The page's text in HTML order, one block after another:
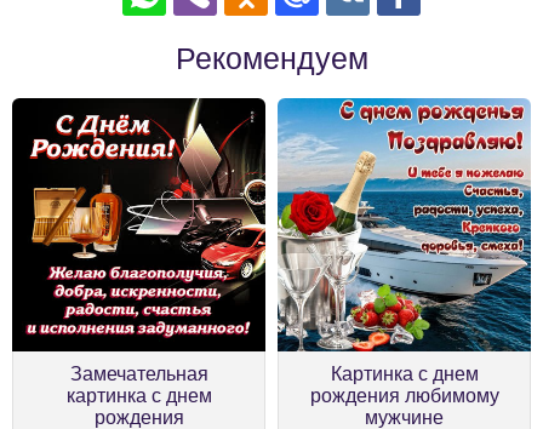
Рекомендуем
Замечательная
картинка с днем
рождения
Картинка с днем
рождения любимому
мужчине